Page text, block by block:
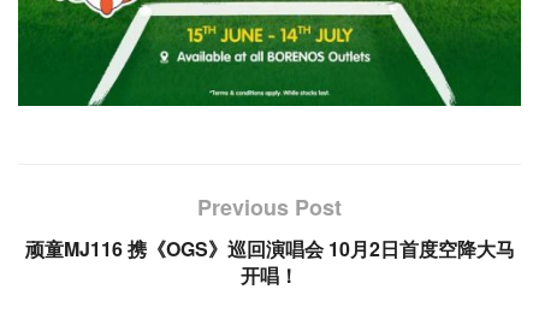
Previous Post
顽童MJ116 携《OGS》巡回演唱会 10月2日首度空降大马
开唱！